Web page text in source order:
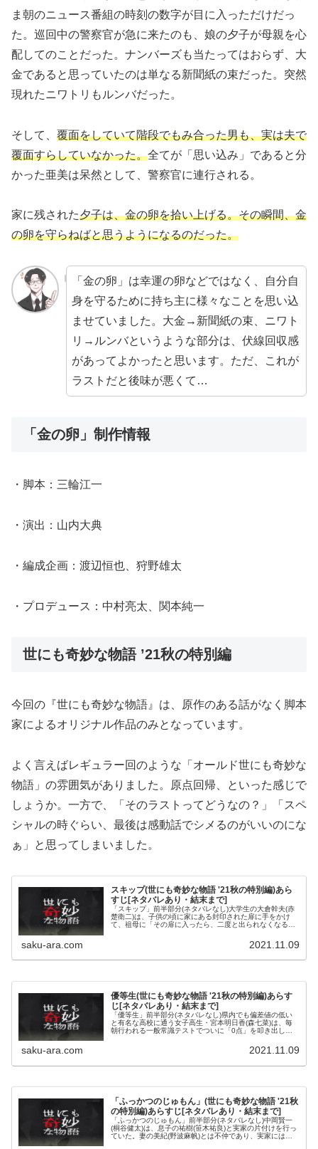
ま朝のニュース番組の時刻の数字が目に入っただけだっ
た。巡回中の警察官が急に来たのも、娘の夕子が母親を心
配してのことだった。ナンバーズも当たってはおらず、大
金であると思っていたのは単なる新聞紙の束だった。突然
現れたニワトリもルンバだった。
そして、 覆面をしていて階段でもみ合った男も、実は夫で
覆面すらしていなかった。全てが「思い込み」であると分
かった亜美は呆然として、警察官に連行される。
家に残された夕子は、金の卵を拾い上げる。その瞬間、金
の卵を守らねばと思うようになるのだった。
「金の卵」は幸運の卵などではなく、自分自
身を守るために持ち主に様々なことを思い込
ませていました。大金→新聞紙の束、ニワト
リ→ルンバというような部分は、伏線回収感
があってよかったと思います。ただ、これが
ラストだと後味が悪くて…
「金の卵」制作情報
・脚本：三輪江一
・演出：山内大典
・編成企画：渡辺恒也、狩野雄太
・プロデュース：中村亮太、関本純一
世にも奇妙な物語 ’21秋の特別編
今回の『世にも奇妙な物語』は、原作のある話がなく脚本
家によるオリジナル作品のみとなっています。
よく言えばレギュラー回のような「オールド世にも奇妙な
物語」の雰囲気がありました。原点回帰、といった感じで
しょうか。一方で、「そのラストってどうなの？」「スペ
シャルの時ぐらい、最後は感動話でシメるのがいいのにな
ぁ」と思ってしまいました。
スキップ(世にも奇妙な物語 '21秋の特別編)あら
すじ[ネタバレあり・結末まで]
「スキップ」前半部分(ネタバレなし)大学生の大倉幹夫(赤
楚衛二)は、子供の頃に家にある封印された扉に手をかけ
て、祖母に「その扉に入ったら、二度と出られなくなる
saku-ara.com 2021.11.09
優等生(世にも奇妙な物語 '21秋の特別編)あらす
じ[ネタバレあり・結末まで]
「優等生」前半部分(ネタバレなし)県内でも偏差値の低い
と有名な高校に通う女子高生・宮本明日香(森七菜)は、毎
朝行われる一般常識テストでついに「0点」を叩き出して
saku-ara.com 2021.11.09
「ふっかつのじゅもん」(世にも奇妙な物語 '21秋
の特別編)あらすじ[ネタバレあり・結末まで]
「ふっかつのじゅもん」前半部分(ネタバレなし)中岡賢一
(桐谷健太)は、息子の祐樹(笹木祐良)と実家の片付けを行っ
ていた。妻の美紀(野波麻帆)とは不仲であり、実家には来